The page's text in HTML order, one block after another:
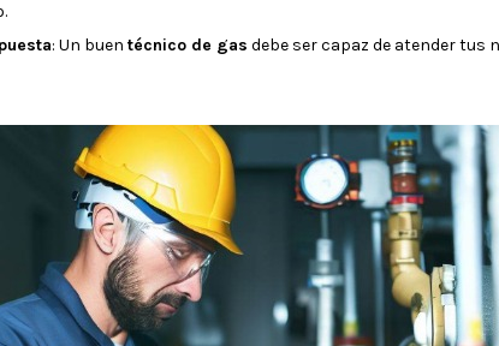
: Un buen técnico de gas debe ser capaz de atender tus